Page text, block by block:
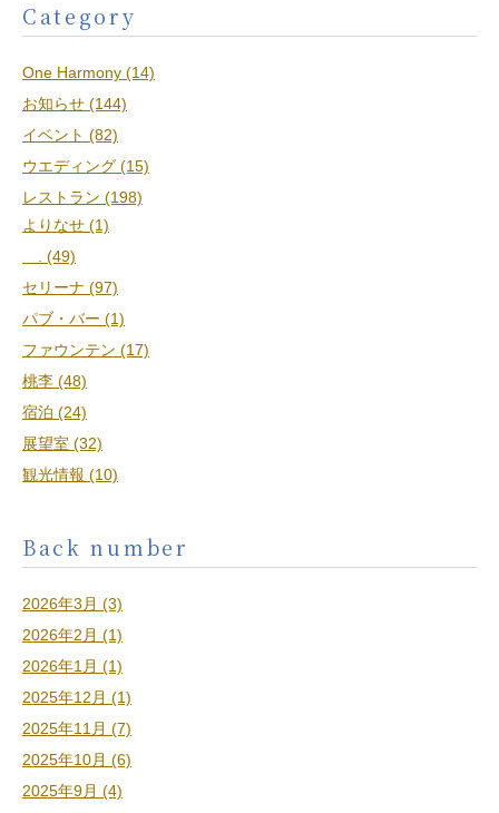
Category
One Harmony (14)
お知らせ (144)
イベント (82)
ウエディング (15)
レストラン (198)
よりなせ (1)
. (49)
セリーナ (97)
パブ・バー (1)
ファウンテン (17)
桃李 (48)
宿泊 (24)
展望室 (32)
観光情報 (10)
Back number
2026年3月 (3)
2026年2月 (1)
2026年1月 (1)
2025年12月 (1)
2025年11月 (7)
2025年10月 (6)
2025年9月 (4)